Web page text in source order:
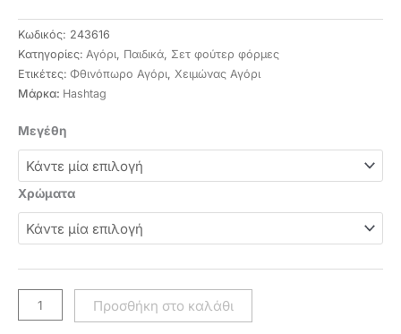
Κωδικός: 243616
Κατηγορίες: Αγόρι, Παιδικά, Σετ φούτερ φόρμες
Ετικέτες: Φθινόπωρο Αγόρι, Χειμώνας Αγόρι
Μάρκα: Ηashtag
Μεγέθη
Χρώματα
Hashta
0-
24Μηνών
Βρεφική
Χειμερινή
ποσότητα
Προσθήκη στο καλάθι